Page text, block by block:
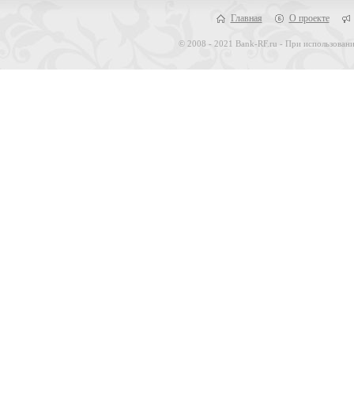
Главная О проекте
© 2008 - 2021 Bank-RF.ru - При